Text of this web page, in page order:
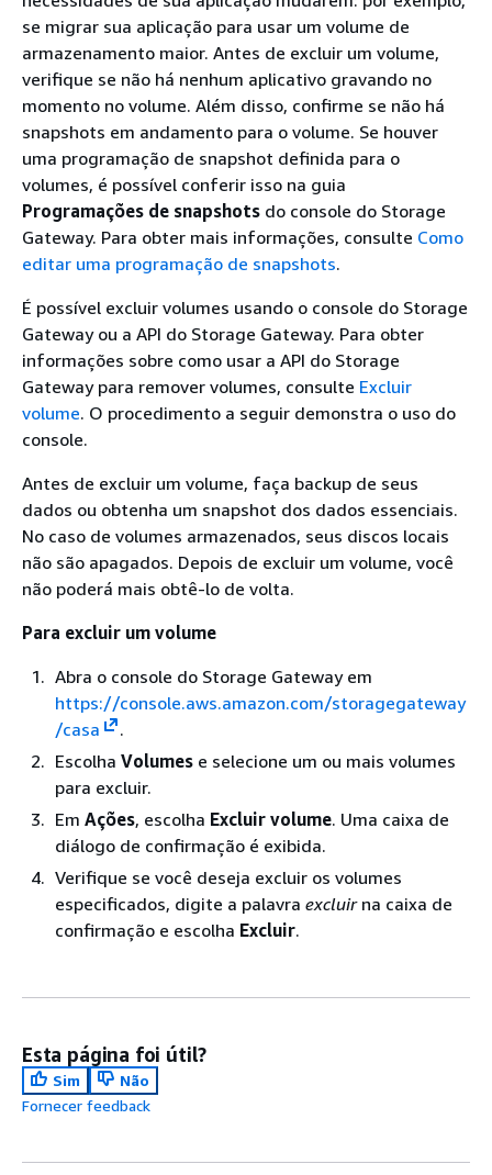
se migrar sua aplicação para usar um volume de
armazenamento maior. Antes de excluir um volume,
verifique se não há nenhum aplicativo gravando no
momento no volume. Além disso, confirme se não há
snapshots em andamento para o volume. Se houver
uma programação de snapshot definida para o
volumes, é possível conferir isso na guia
Programações de snapshots do console do Storage
Gateway. Para obter mais informações, consulte Como
editar uma programação de snapshots.
É possível excluir volumes usando o console do Storage
Gateway ou a API do Storage Gateway. Para obter
informações sobre como usar a API do Storage
Gateway para remover volumes, consulte Excluir
volume. O procedimento a seguir demonstra o uso do
console.
Antes de excluir um volume, faça backup de seus
dados ou obtenha um snapshot dos dados essenciais.
No caso de volumes armazenados, seus discos locais
não são apagados. Depois de excluir um volume, você
não poderá mais obtê-lo de volta.
Para excluir um volume
Abra o console do Storage Gateway em
https://console.aws.amazon.com/storagegateway
/casa
.
Escolha Volumes e selecione um ou mais volumes
para excluir.
Em Ações, escolha Excluir volume. Uma caixa de
diálogo de confirmação é exibida.
Verifique se você deseja excluir os volumes
especificados, digite a palavra excluirna caixa de
confirmação e escolha Excluir.
Esta página foi útil?
Sim
Não
Fornecer feedback